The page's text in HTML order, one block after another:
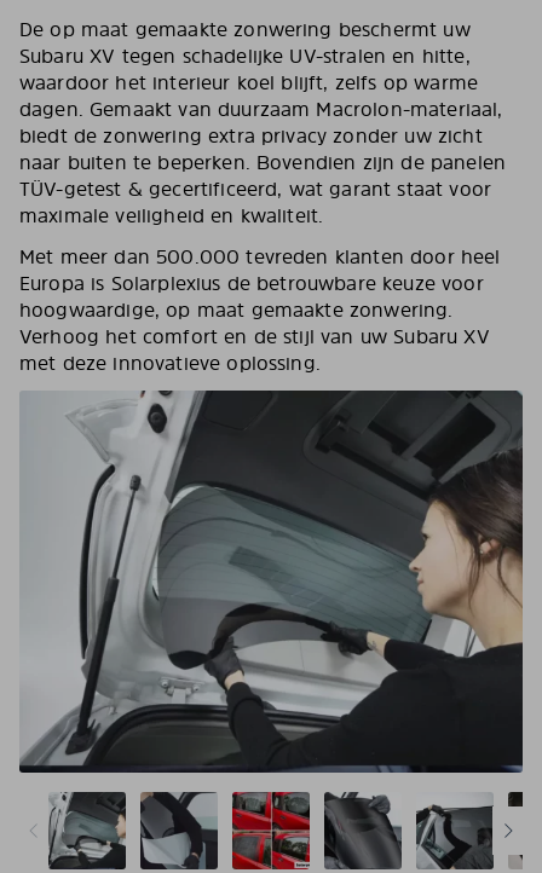
De op maat gemaakte zonwering beschermt uw
Subaru XV tegen schadelijke UV-stralen en hitte,
waardoor het interieur koel blijft, zelfs op warme
dagen. Gemaakt van duurzaam Macrolon-materiaal,
biedt de zonwering extra privacy zonder uw zicht
naar buiten te beperken. Bovendien zijn de panelen
TÜV-getest & gecertificeerd, wat garant staat voor
maximale veiligheid en kwaliteit.
Met meer dan 500.000 tevreden klanten door heel
Europa is Solarplexius de betrouwbare keuze voor
hoogwaardige, op maat gemaakte zonwering.
Verhoog het comfort en de stijl van uw Subaru XV
met deze innovatieve oplossing.